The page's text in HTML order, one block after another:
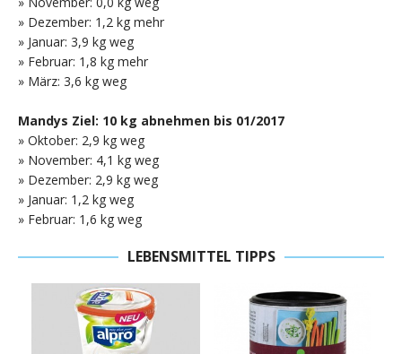
» Dezember: 1,2 kg mehr
» Januar: 3,9 kg weg
» Februar: 1,8 kg mehr
» März: 3,6 kg weg
Mandys Ziel: 10 kg abnehmen bis 01/2017
» Oktober: 2,9 kg weg
» November: 4,1 kg weg
» Dezember: 2,9 kg weg
» Januar: 1,2 kg weg
» Februar: 1,6 kg weg
LEBENSMITTEL TIPPS